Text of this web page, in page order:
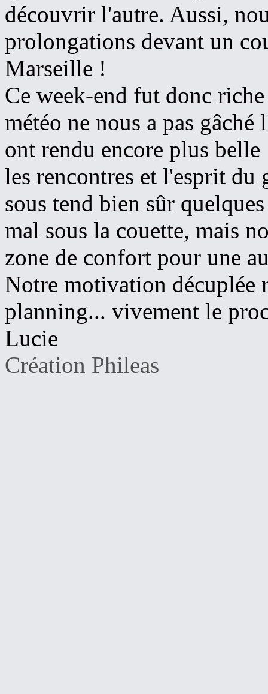
découvrir l'autre. Aussi,
prolongations devant un
Marseille !
Ce week-end fut donc
météo ne nous a pas
ont rendu encore plus belle
les rencontres et l'esprit du
sous tend bien sûr
mal sous la couette, mais
zone de confort pour une
Notre motivation décuplée
planning... vivement le
Lucie
Création Phileas